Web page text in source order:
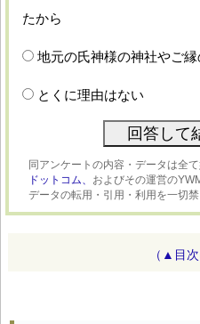
たから
地元の氏神様の神社やご
とくに理由はない
同アンケートの内容・データは全て
ドットコム、 およびその運営の
データの転用・引用・利用を一切禁
（▲目次